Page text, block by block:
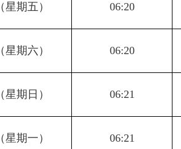
（星期五） 06:20
（星期六） 06:20
（星期日） 06:21
（星期一） 06:21